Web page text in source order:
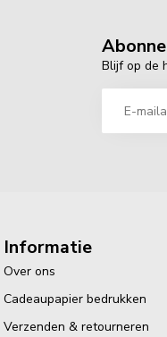
Blijf op de
Informatie
Over ons
Cadeaupapier bedrukken
Verzenden & retourneren